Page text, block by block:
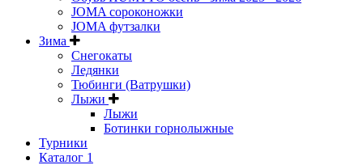
JOMA сороконожки
JOMA футзалки
Зима
Снегокаты
Ледянки
Тюбинги (Ватрушки)
Лыжи
Лыжи
Ботинки горнолыжные
Турники
Каталог 1